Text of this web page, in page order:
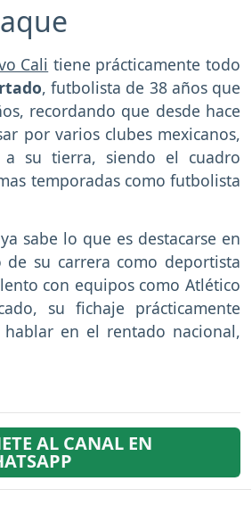
Cali tiene prácticamente todo
, futbolista de 38 años que
recordando que desde hace
por varios clubes mexicanos,
su tierra, siendo el cuadro
temporadas como futbolista
sabe lo que es destacarse en
su carrera como deportista
con equipos como Atlético
su fichaje prácticamente
en el rentado nacional,
AL CANAL EN